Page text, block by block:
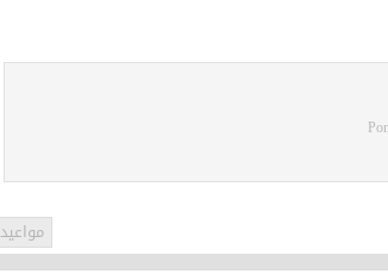
مواعيد